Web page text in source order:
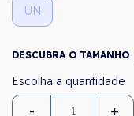
UN
DESCUBRA O TAMANHO
- +